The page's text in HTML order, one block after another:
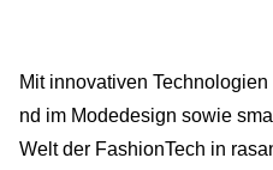
Mit innovativen
nd im Modedesign sowie
Welt der FashionTech in